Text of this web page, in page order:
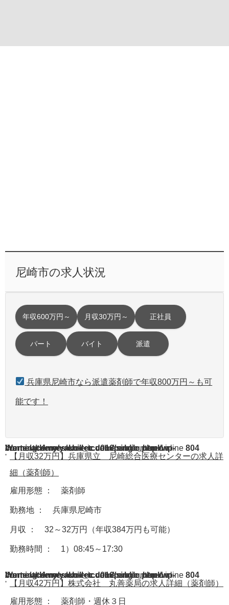
尼崎市の求人状況
年収600万円～ 月収30万円～ 正社員
パート バイト 派遣
兵庫県尼崎市なら派遣薬剤師で年収800万円～も可
能です！
Warning: A non-numeric value encountered in
/home/acdmy/yaku-rec.com/public_html/wp-content/themes/chill_tcd016/single.phpon line 804
【月収32万円】兵庫県立 尼崎総合医療センターの求人詳
細（薬剤師）
雇用形態 ： 薬剤師
勤務地 ： 兵庫県尼崎市
月収 ： 32～32万円（年収384万円も可能）
勤務時間 ： 1）08:45～17:30
Warning: A non-numeric value encountered in
/home/acdmy/yaku-rec.com/public_html/wp-content/themes/chill_tcd016/single.phpon line 804
【月収42万円】株式会社 丸善薬局の求人詳細（薬剤師）
雇用形態 ： 薬剤師・週休３日